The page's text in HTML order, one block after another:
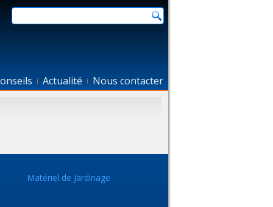
Actualité Nous contacter
Matériel de Jardinage